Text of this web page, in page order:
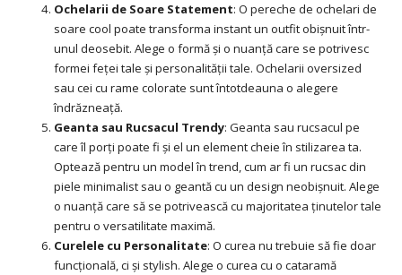
Ochelarii de Soare Statement: O pereche de ochelari de
soare cool poate transforma instant un outfit obișnuit într-
unul deosebit. Alege o formă și o nuanță care se potrivesc
formei feței tale și personalității tale. Ochelarii oversized
sau cei cu rame colorate sunt întotdeauna o alegere
îndrăzneață.
Geanta sau Rucsacul Trendy: Geanta sau rucsacul pe
care îl porți poate fi și el un element cheie în stilizarea ta.
Optează pentru un model în trend, cum ar fi un rucsac din
piele minimalist sau o geantă cu un design neobișnuit. Alege
o nuanță care să se potrivească cu majoritatea ținutelor tale
pentru o versatilitate maximă.
Curelele cu Personalitate: O curea nu trebuie să fie doar
funcțională, ci și stylish. Alege o curea cu o cataramă